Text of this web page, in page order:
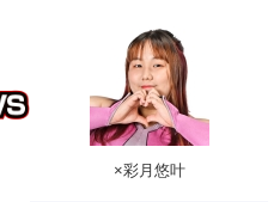
×彩月悠叶